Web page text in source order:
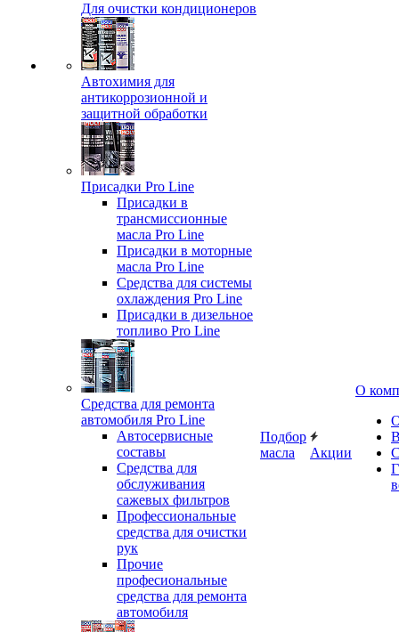
Для очистки кондиционеров
Автохимия для
антикоррозионной и
защитной обработки
Присадки Pro Line
Присадки в
трансмиссионные
масла Pro Line
Присадки в моторные
масла Pro Line
Средства для системы
охлаждения Pro Line
Присадки в дизельное
топливо Pro Line
Средства для ремонта
автомобиля Pro Line
Автосервисные
составы
Средства для
обслуживания
сажевых фильтров
Профессиональные
средства для очистки
рук
Прочие
професиональные
средства для ремонта
автомобиля
Подбор
масла
Акции
О